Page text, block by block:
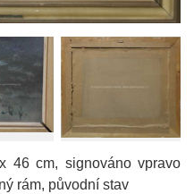
46 cm, signováno vpravo
rám, původní stav